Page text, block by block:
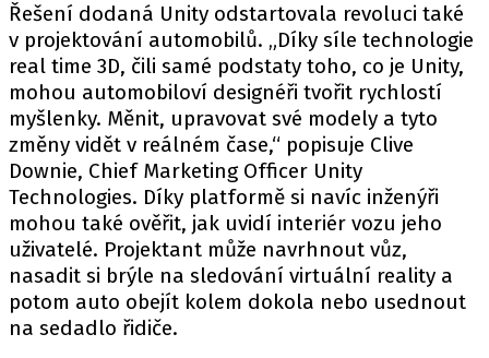
Řešení dodaná Unity odstartovala revoluci také
v projektování automobilů. „Díky síle technologie
real time 3D, čili samé podstaty toho, co je Unity,
mohou automobiloví designéři tvořit rychlostí
myšlenky. Měnit, upravovat své modely a tyto
změny vidět v reálném čase,“ popisuje Clive
Downie, Chief Marketing Officer Unity
Technologies. Díky platformě si navíc inženýři
mohou také ověřit, jak uvidí interiér vozu jeho
uživatelé. Projektant může navrhnout vůz,
nasadit si brýle na sledování virtuální reality a
potom auto obejít kolem dokola nebo usednout
na sedadlo řidiče.